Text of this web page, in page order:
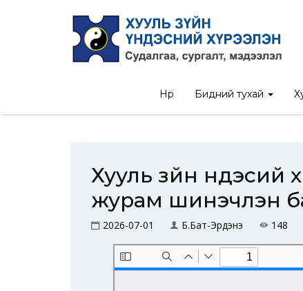
Нүүр Бидний тухай
Нүүр / Дүрэм, журам
Хууль зүйн
журам шинэчлэн
2026-07-01 Б.Бат-Эрдэнэ 148